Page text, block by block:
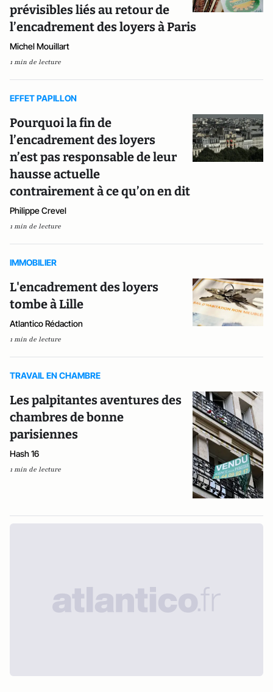
prévisibles liés au retour de
l’encadrement des loyers à Paris
Michel Mouillart
1 min de lecture
EFFET PAPILLON
Pourquoi la fin de
l’encadrement des loyers
n’est pas responsable de leur
hausse actuelle
contrairement à ce qu’on en dit
Philippe Crevel
1 min de lecture
IMMOBILIER
L'encadrement des loyers
tombe à Lille
Atlantico Rédaction
1 min de lecture
TRAVAIL EN CHAMBRE
Les palpitantes aventures des
chambres de bonne
parisiennes
Hash 16
1 min de lecture